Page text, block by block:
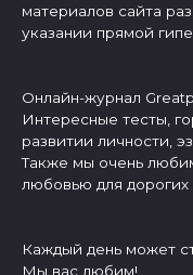
материалов сайта
указании прямой
Онлайн-журнал
Интересные тесты,
развитии личности,
Также мы очень
любовью для дорогих
Каждый день может
Мы вас любим!